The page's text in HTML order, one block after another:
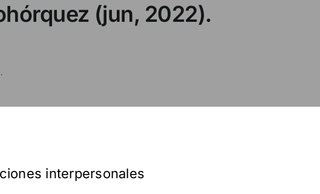
(jun, 2022).
interpersonales